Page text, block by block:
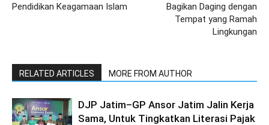
Pendidikan Keagamaan Islam
Bagikan Daging dengan
Tempat yang Ramah
Lingkungan
RELATED ARTICLES MORE FROM AUTHOR
DJP Jatim–GP Ansor Jatim Jalin Kerja
Sama, Untuk Tingkatkan Literasi Pajak